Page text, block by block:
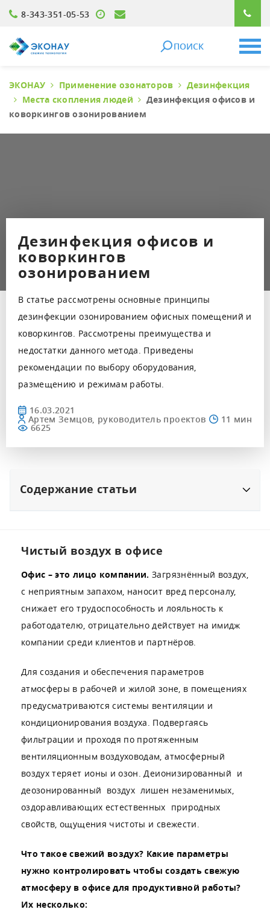
8-343-351-05-53
ПОИСК
ЭКОНАУ Применение озонаторов
Дезинфекция
Места скопления людей
Дезинфекция офисов и
коворкингов озонированием
Дезинфекция офисов и
коворкингов
озонированием
В статье рассмотрены основные принципы
дезинфекции озонированием офисных помещений и
коворкингов. Рассмотрены преимущества и
недостатки данного метода. Приведены
рекомендации по выбору оборудования,
размещению и режимам работы.
16.03.2021
Артем Земцов, руководитель проектов
6625
Содержание статьи
конференц-залов озонированием
Примеры оборудования для
озонирования офисов и коворкингов
Как правильно проводить дезинфекцию
залов для приема посетителей
Как избавиться от запаха туалета в
офисном помещении
Решения «Эконау» для дезинфекции офисов
Список источников:
Чистый воздух в офисе
Офис – это лицо компании.Загрязнённый воздух,
с неприятным запахом, наносит вред персоналу,
снижает его трудоспособность и лояльность к
работодателю, отрицательно действует на имидж
компании среди клиентов и партнёров.
Для создания и обеспечения параметров
атмосферы в рабочей и жилой зоне, в помещениях
предусматриваются системы вентиляции и
кондиционирования воздуха. Подвергаясь
фильтрации и проходя по протяженным
вентиляционным воздуховодам, атмосферный
воздух теряет ионы и озон. Деионизированный и
деозонированный воздух лишен незаменимых,
оздоравливающих естественных природных
свойств, ощущения чистоты и свежести.
Что такое свежий воздух? Какие параметры
нужно контролировать чтобы создать свежую
атмосферу в офисе для продуктивной работы?
Их несколько: